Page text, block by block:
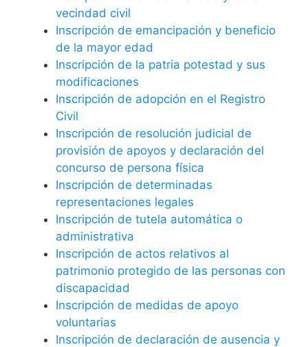
vecindad civil
Inscripción de emancipación y beneficio
de la mayor edad
Inscripción de la patria potestad y sus
modificaciones
Inscripción de adopción en el Registro
Civil
Inscripción de resolución judicial de
provisión de apoyos y declaración del
concurso de persona física
Inscripción de determinadas
representaciones legales
Inscripción de tutela automática o
administrativa
Inscripción de actos relativos al
patrimonio protegido de las personas con
discapacidad
Inscripción de medidas de apoyo
voluntarias
Inscripción de declaración de ausencia y